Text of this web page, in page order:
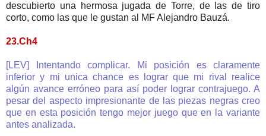
descubierto una hermosa jugada de Torre, de las de tiro
corto, como las que le gustan al MF Alejandro Bauzá.
23.Ch4
[LEV] Intentando complicar. Mi posición es claramente
inferior y mi unica chance es lograr que mi rival realice
algún avance erróneo para así poder lograr contrajuego. A
pesar del aspecto impresionante de las piezas negras creo
que en esta posición tengo mejor juego que en la variante
antes analizada.